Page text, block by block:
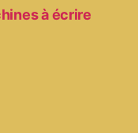
à écrire